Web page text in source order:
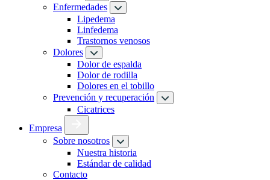
Enfermedades
Lipedema
Linfedema
Trastornos venosos
Dolores
Dolor de espalda
Dolor de rodilla
Dolores en el tobillo
Prevención y recuperación
Cicatrices
Empresa
Sobre nosotros
Nuestra historia
Estándar de calidad
Contacto